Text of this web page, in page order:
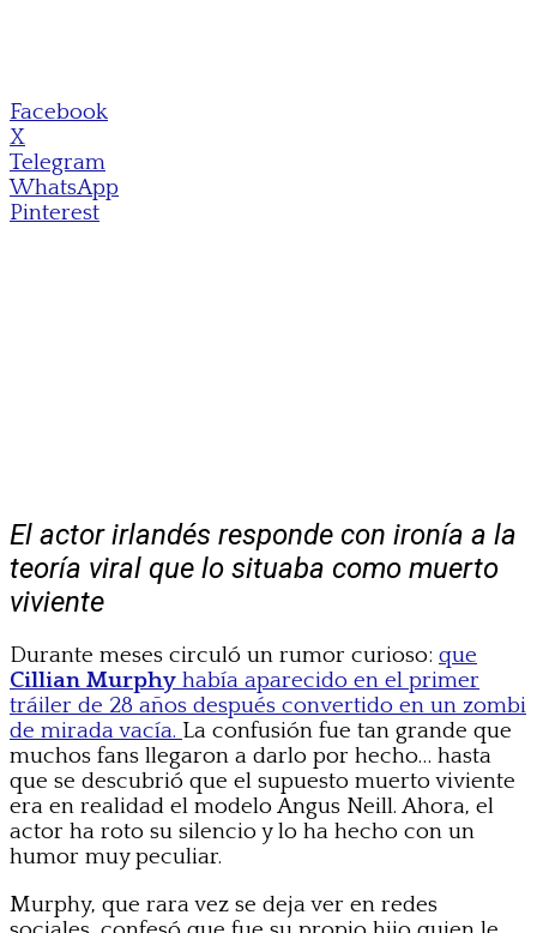
Facebook
X
Telegram
WhatsApp
Pinterest
El actor irlandés responde con ironía a la
teoría viral que lo situaba como muerto
viviente
Durante meses circuló un rumor curioso: que
Cillian Murphy había aparecido en el primer
tráiler de 28 años después convertido en un zombi
de mirada vacía. La confusión fue tan grande que
muchos fans llegaron a darlo por hecho… hasta
que se descubrió que el supuesto muerto viviente
era en realidad el modelo Angus Neill. Ahora, el
actor ha roto su silencio y lo ha hecho con un
humor muy peculiar.
Murphy, que rara vez se deja ver en redes